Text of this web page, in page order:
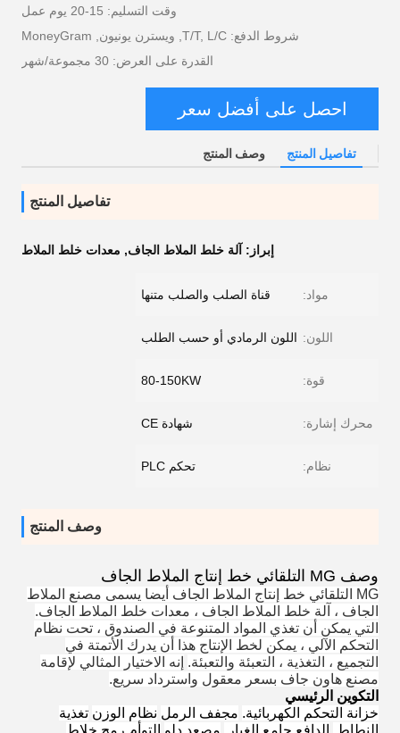
وقت التسليم: 15-20 يوم عمل
شروط الدفع: T/T, L/C, ويسترن يونيون, MoneyGram
القدرة على العرض: 30 مجموعة/شهر
احصل على أفضل سعر
تفاصيل المنتج وصف المنتج
تفاصيل المنتج
إبراز: آلة خلط الملاط الجاف, معدات خلط الملاط
مواد: قناة الصلب والصلب متنها
اللون: اللون الرمادي أو حسب الطلب
قوة: 80-150KW
محرك إشارة: شهادة CE
نظام: تحكم PLC
وصف المنتج
وصف MG التلقائي خط إنتاج الملاط الجاف
MG التلقائي خط إنتاج الملاط الجاف أيضا يسمى مصنع الملاط
الجاف ، آلة خلط الملاط الجاف ، معدات خلط الملاط الجاف.
التي يمكن أن تغذي المواد المتنوعة في الصندوق ، تحت نظام
التحكم الآلي ، يمكن لخط الإنتاج هذا أن يدرك الأتمتة في
التجميع ، التغذية ، التعبئة والتعبئة. إنه الاختيار المثالي لإقامة
مصنع هاون جاف بسعر معقول واسترداد سريع.
التكوين الرئيسي
خزانة التحكم الكهربائية. مجفف الرمل نظام الوزن تغذية
النطاط.
الدافع جامع الغبار. مصعد دلو التوأم رمح خلاط